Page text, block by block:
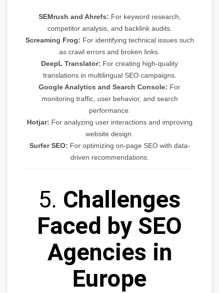
SEMrush and Ahrefs: For keyword research,
competitor analysis, and backlink audits.
Screaming Frog: For identifying technical issues such
as crawl errors and broken links.
DeepL Translator: For creating high-quality
translations in multilingual SEO campaigns.
Google Analytics and Search Console: For
monitoring traffic, user behavior, and search
performance.
Hotjar: For analyzing user interactions and improving
website design.
Surfer SEO: For optimizing on-page SEO with data-
driven recommendations.
5. Challenges
Faced by SEO
Agencies in
Europe